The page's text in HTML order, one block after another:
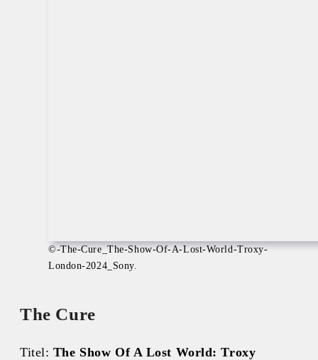
©-The-Cure_The-Show-Of-A-Lost-World-Troxy-
London-2024_Sony.
The Cure
Titel: The Show Of A Lost World: Troxy